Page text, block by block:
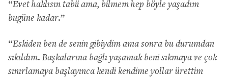
“Evet haklısın tabii ama, bilmem hep böyle yaşadım
bugüne kadar.”
“Eskiden ben de senin gibiydim ama sonra bu durumdan
sıkıldım. Başkalarına bağlı yaşamak beni sıkmaya ve çok
sınırlamaya başlayınca kendi kendime yollar ürettim